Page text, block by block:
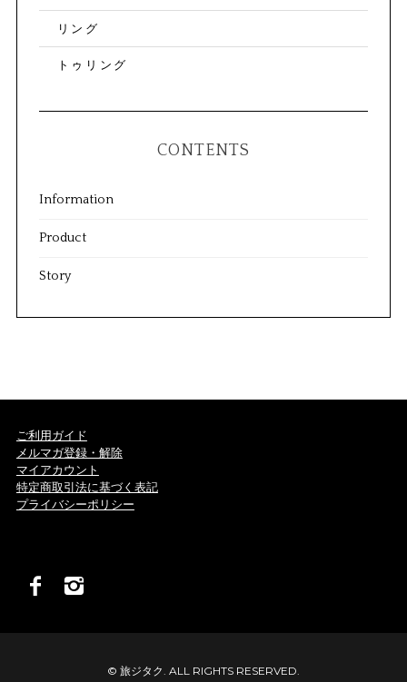
リング
トゥリング
CONTENTS
Information
Product
Story
ご利用ガイド
メルマガ登録・解除
マイアカウント
特定商取引法に基づく表記
プライバシーポリシー
© 旅ジタク. ALL RIGHTS RESERVED.